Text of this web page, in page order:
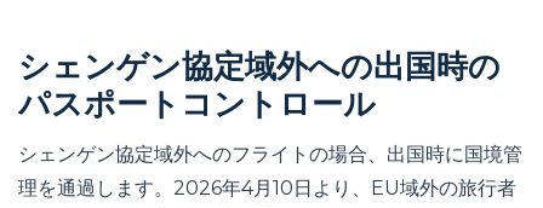
シェンゲン協定域外への出国時の
パスポートコントロール
シェンゲン協定域外へのフライトの場合、出国時に国境管
理を通過します。2026年4月10日より、EU域外の旅行者